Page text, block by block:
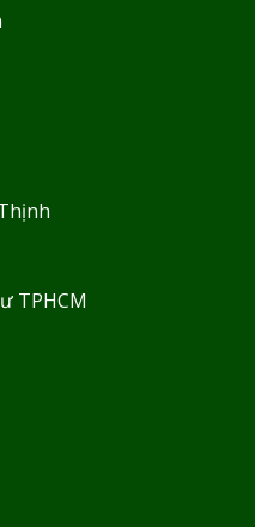
TPHCM